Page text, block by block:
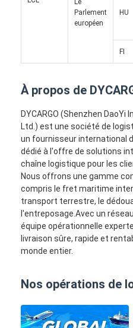
Le
Parlement
européen
HU
FI
À propos de
DYCARGO (Shenzhen
Ltd.) est une société de
un fournisseur international
dédié à l'offre de solutions
chaîne logistique pour les
Nous offrons une gamme
compris le fret maritime
transport terrestre, le
l'entreposage.Avec un
équipe opérationnelle
livraison sûre, rapide et
monde entier.
Nos opérations de